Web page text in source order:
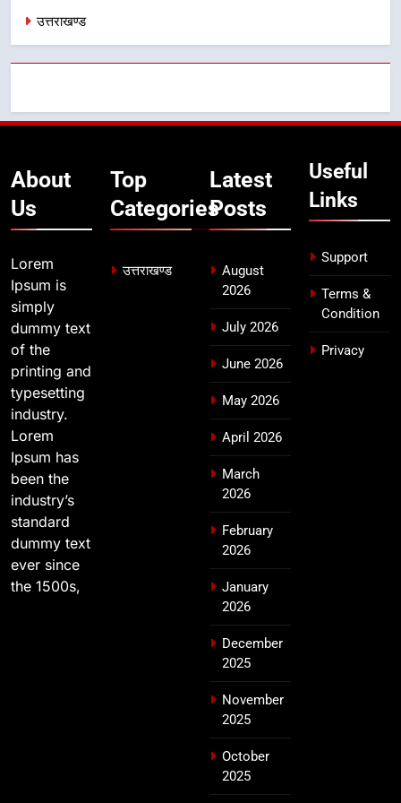
7
प्रदेश कांग्रेस मुख्यालय में कंट्रोल रूम
ब्लैक स्पॉट होंगे सुरक्षित, हर माह होगी
प्रगति समीक्षा
उत्तराखण्ड
उत्तराखण्ड
About
Us
Lorem
Ipsum is
simply
dummy text
of the
printing and
typesetting
industry.
Lorem
Ipsum has
been the
industry’s
standard
dummy text
ever since
the 1500s,
Top
Categories
उत्तराखण्ड
Latest
Posts
August
2026
July 2026
June 2026
May 2026
April 2026
March
2026
February
2026
January
2026
December
2025
November
2025
October
2025
Useful
Links
Support
Terms &
Condition
Privacy